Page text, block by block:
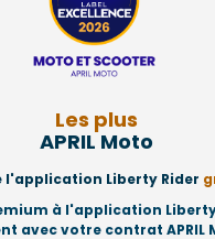
Les plus
APRIL Moto
l'application Liberty Rider
à l'application
avec votre contrat APRIL